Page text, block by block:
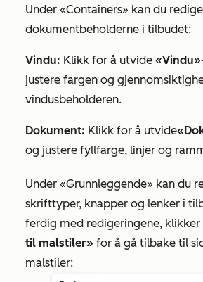
Under «Containers» kan du
dokumentbeholderne i tilbudet:
Vindu: Klikk for å utvide
justere fargen og
vindusbeholderen.
Dokument: Klikk for å utvide
og justere fyllfarge, linjer og
Under «Grunnleggende» kan du
skrifttyper, knapper og lenker i
ferdig med redigeringene, klikker
til malstiler» for å gå tilbake til
malstiler: